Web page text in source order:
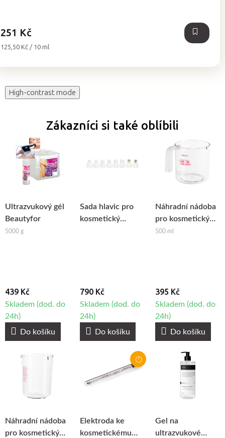
251 Kč
Měrná
125,50 Kč / 10 ml
High-contrast mode
Zákazníci si také oblíbili
Ultrazvukový gél
Beautyfor
5000 g
439 Kč
Skladem (dod. do
24h)
Do košíku
Sada hlavic pro
kosmetický
790 Kč
Skladem (dod. do
24h)
Do košíku
Náhradní nádoba
pro kosmetický
napařovač
500 ml
395 Kč
Skladem (dod. do
24h)
Do košíku
Náhradní nádoba
pro kosmetický
Elektroda ke
kosmetickému
Gel na
ultrazvukové